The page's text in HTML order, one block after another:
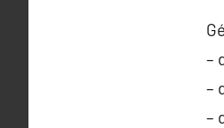
–
–
–